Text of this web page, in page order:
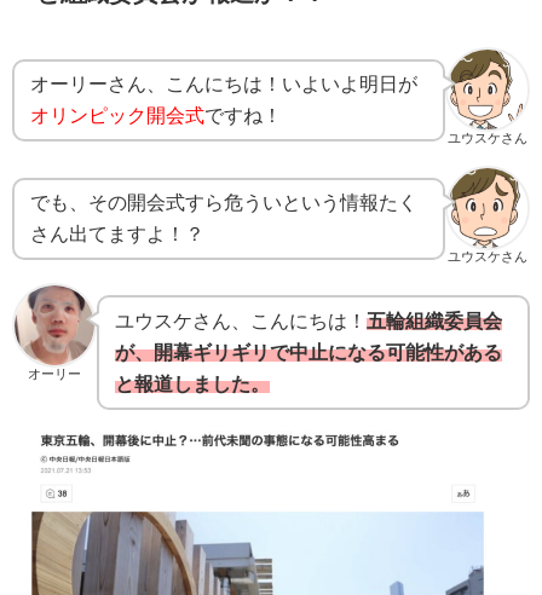
ユウスケさん
オーリーさん、こんにちは！いよいよ明日が
オリンピック開会式ですね！
ユウスケさん
でも、その開会式すら危ういという情報たく
さん出てますよ！？
オーリー
ユウスケさん、こんにちは！ 五輪組織委員会
が、開幕ギリギリで中止になる可能性がある
と報道しました。